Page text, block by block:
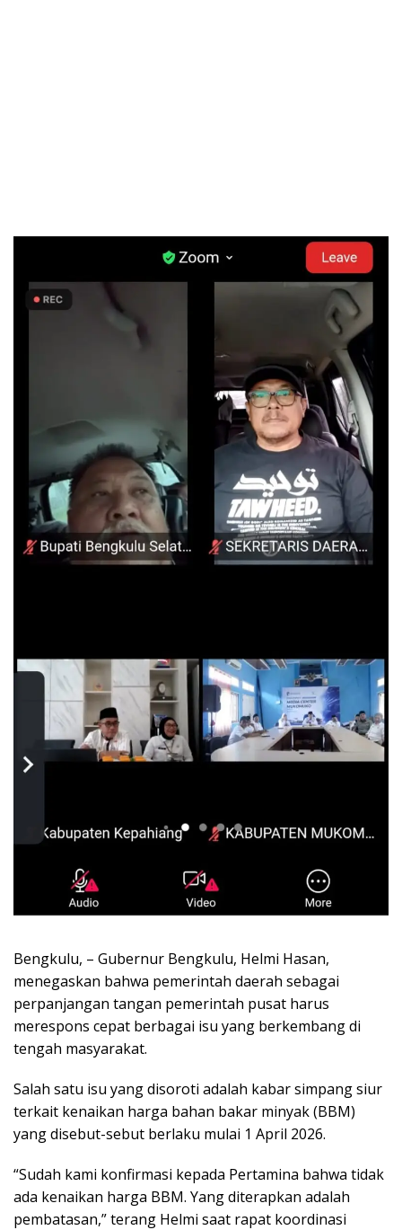
Bengkulu, – Gubernur Bengkulu, Helmi Hasan,
menegaskan bahwa pemerintah daerah sebagai
perpanjangan tangan pemerintah pusat harus
merespons cepat berbagai isu yang berkembang di
tengah masyarakat.
Salah satu isu yang disoroti adalah kabar simpang siur
terkait kenaikan harga bahan bakar minyak (BBM)
yang disebut-sebut berlaku mulai 1 April 2026.
“Sudah kami konfirmasi kepada Pertamina bahwa tidak
ada kenaikan harga BBM. Yang diterapkan adalah
pembatasan,” terang Helmi saat rapat koordinasi